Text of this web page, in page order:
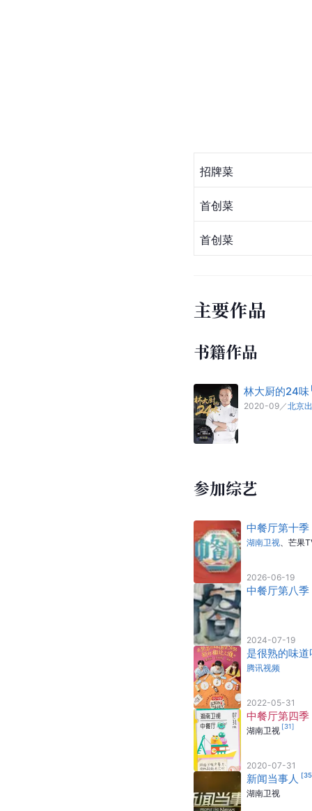
招牌菜
首创菜
首创菜
主要作品
书籍作品
林大厨的24味
2020-09／北京
参加综艺
中餐厅第十季
湖南卫视、 芒果
2026-06-19
中餐厅第八季
2024-07-19
是很熟的味道
腾讯视频
2022-05-31
中餐厅第四季
湖南卫视 [31]
2020-07-31
新闻当事人 [35
湖南卫视